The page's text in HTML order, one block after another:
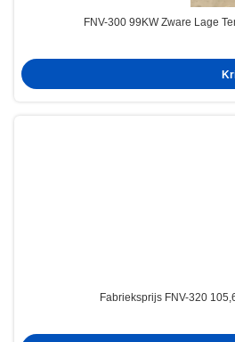
FNV-300 99KW Zware Lage
Fabrieksprijs FNV-320